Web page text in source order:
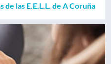
de las E.E.L.L. de A Coruña